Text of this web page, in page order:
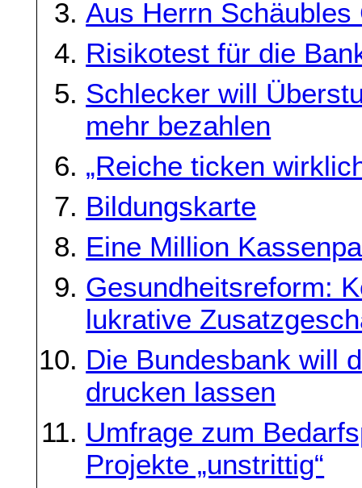
Aus Herrn
Risikotest für die
Schlecker will
mehr bezahlen
„Reiche ticken
Bildungskarte
Eine Million
Gesundheitsreform:
lukrative
Die Bundesbank will
drucken lassen
Umfrage zum
Projekte „unstrittig“